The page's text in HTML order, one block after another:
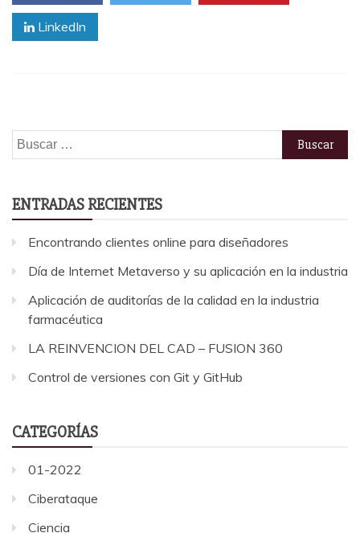
LinkedIn
Buscar:
ENTRADAS RECIENTES
Encontrando clientes online para diseñadores
Día de Internet Metaverso y su aplicación en la industria
Aplicación de auditorías de la calidad en la industria
farmacéutica
LA REINVENCION DEL CAD – FUSION 360
Control de versiones con Git y GitHub
CATEGORÍAS
01-2022
Ciberataque
Ciencia